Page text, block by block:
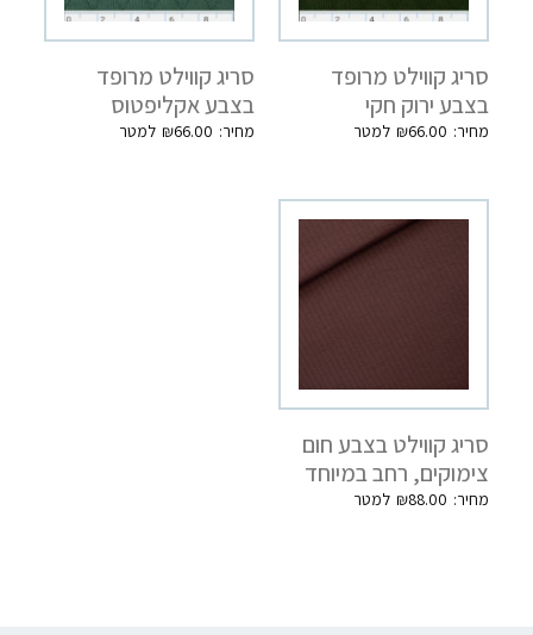
סריג קווילט מרופד
בצבע ירוק חקי
₪66.00
סריג קווילט מרופד
בצבע אקליפטוס
₪66.00
סריג קווילט בצבע חום
צימוקים, רחב במיוחד
₪88.00